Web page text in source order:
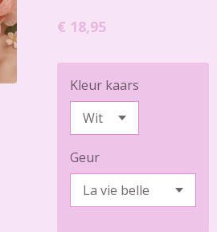
€ 18,95
Kleur kaars
Geur